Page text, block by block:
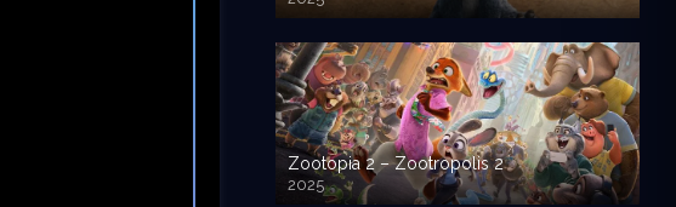
720p HD
Zootopia 2 – Zootropolis 2
2025
720p HD